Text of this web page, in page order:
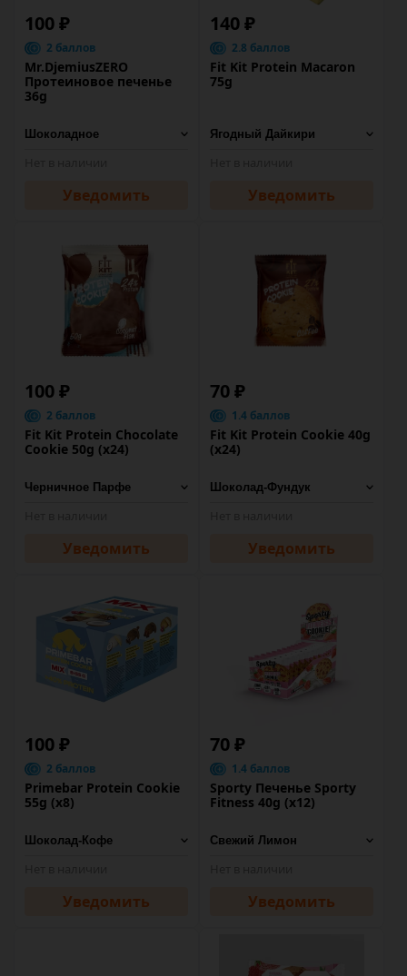
100 ₽
2 баллов
Mr.DjemiusZERO
Протеиновое печенье
36g
Уведомить
140 ₽
2.8 баллов
Fit Kit Protein Macaron
75g
Уведомить
100 ₽
2 баллов
Fit Kit Protein Chocolate
Cookie 50g (x24)
Уведомить
70 ₽
1.4 баллов
Fit Kit Protein Cookie 40g
(x24)
Уведомить
100 ₽
2 баллов
Primebar Protein Cookie
55g (х8)
Уведомить
70 ₽
1.4 баллов
Sporty Печенье Sporty
Fitness 40g (х12)
Уведомить